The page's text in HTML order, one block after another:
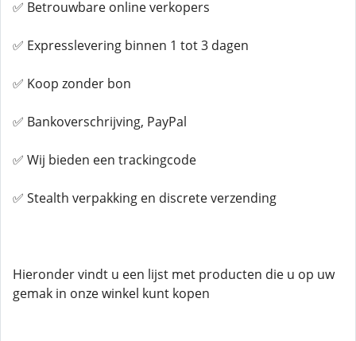
✅ Betrouwbare online verkopers
✅ Expresslevering binnen 1 tot 3 dagen
✅ Koop zonder bon
✅ Bankoverschrijving, PayPal
✅ Wij bieden een trackingcode
✅ Stealth verpakking en discrete verzending
Hieronder vindt u een lijst met producten die u op uw
gemak in onze winkel kunt kopen